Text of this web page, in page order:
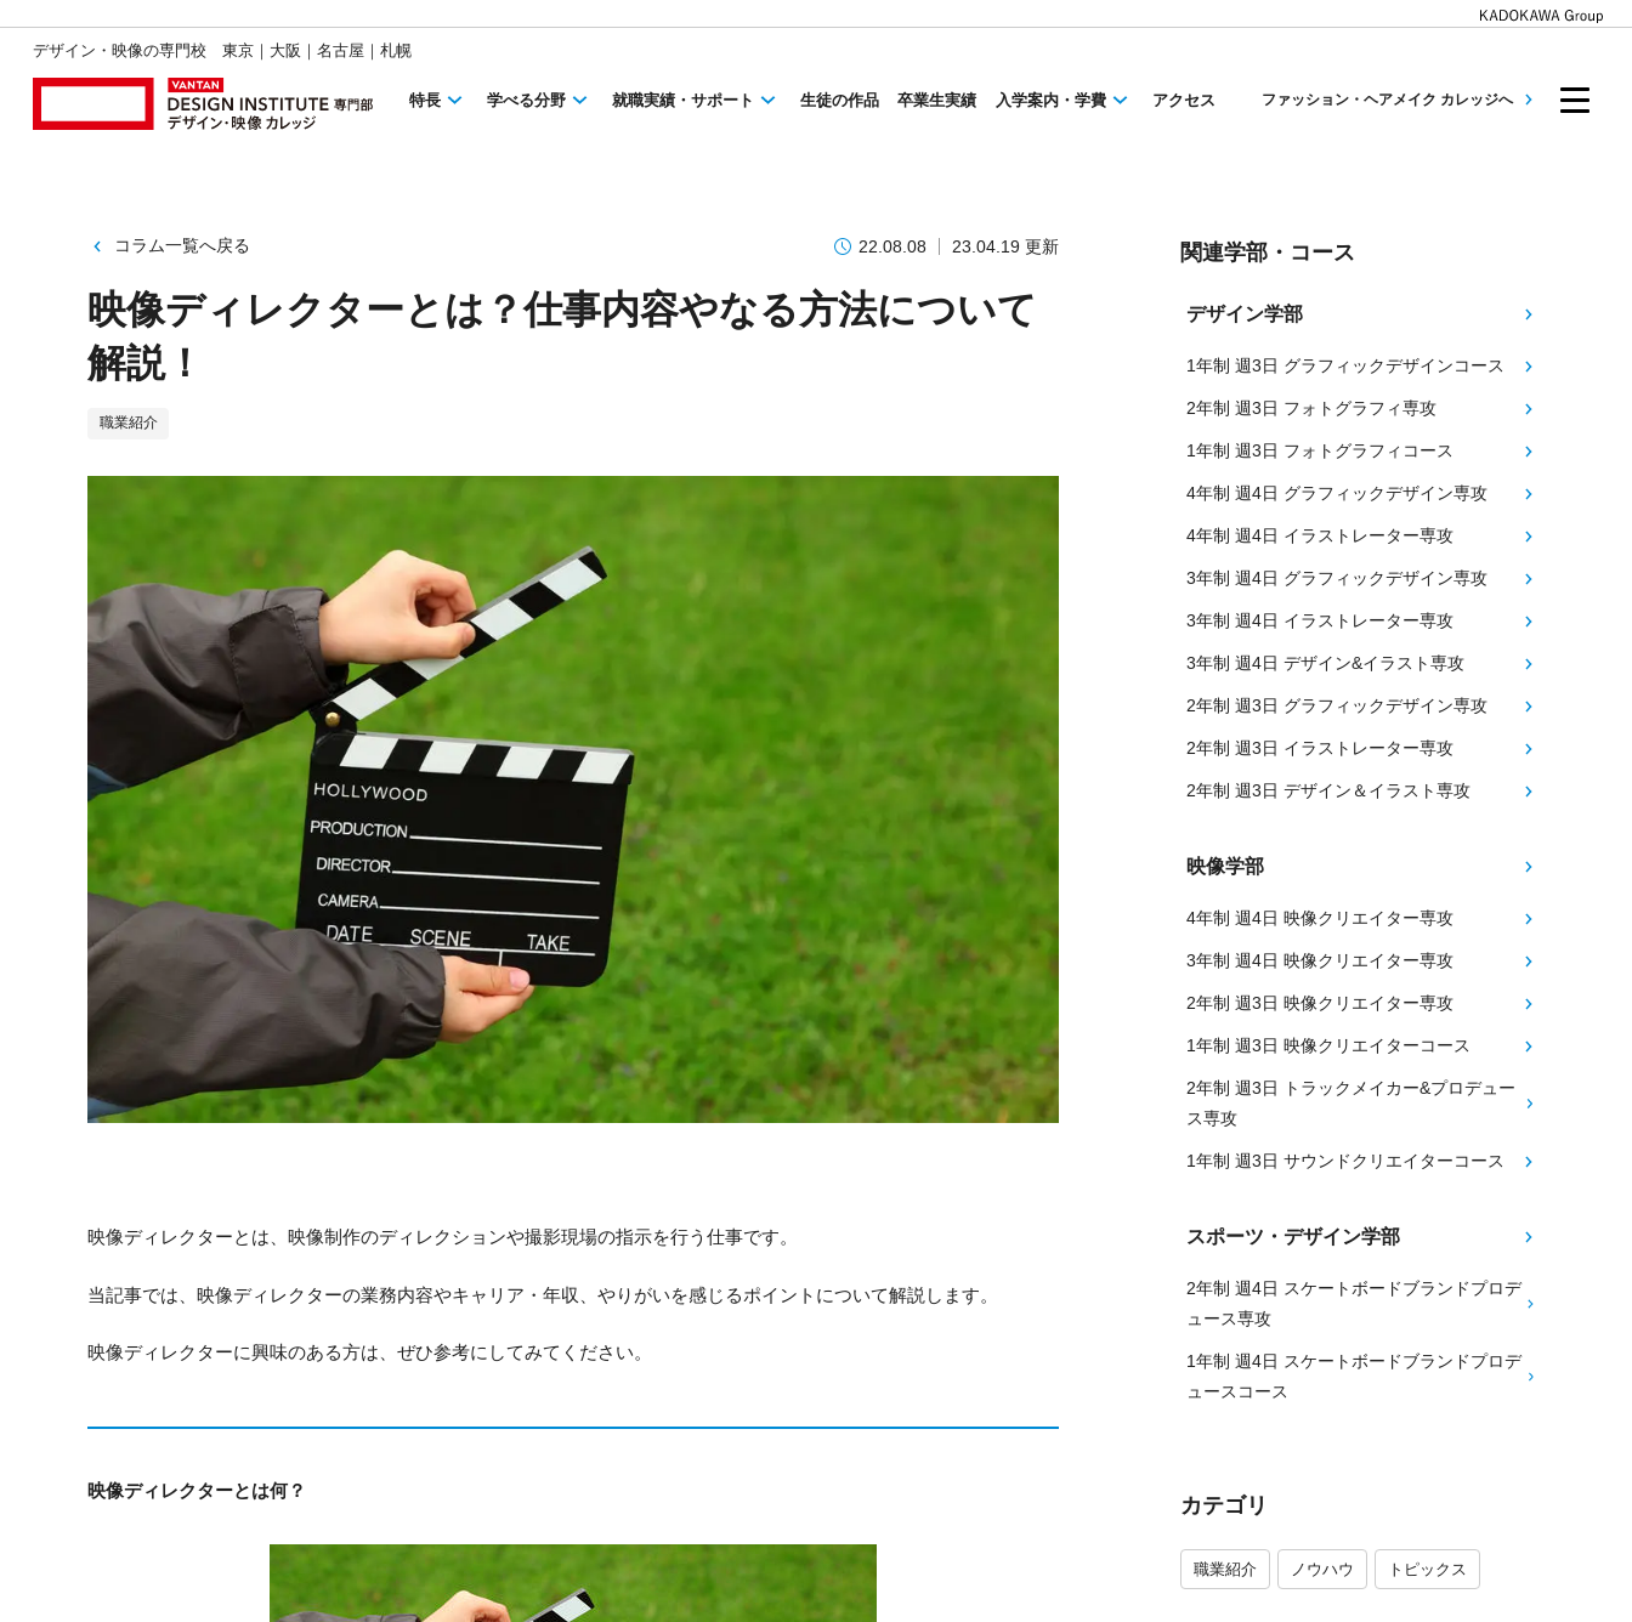
デザイン・映像の専門校 東京｜大阪｜名古屋｜札幌
特長 学べる分野 就職実績・サポート 生徒の作品 卒業生実績 入学案内・学費 アクセス ファッション・ヘアメイク カレッジへ
コラム一覧へ戻る 22.08.08 23.04.19 更新
映像ディレクターとは？仕事内容やなる方法について
解説！
職業紹介
映像ディレクターとは、映像制作のディレクションや撮影現場の指示を行う仕事です。
当記事では、映像ディレクターの業務内容やキャリア・年収、やりがいを感じるポイントについて解説します。
映像ディレクターに興味のある方は、ぜひ参考にしてみてください。
映像ディレクターとは何？
関連学部・コース
デザイン学部
1年制 週3日 グラフィックデザインコース
2年制 週3日 フォトグラフィ専攻
1年制 週3日 フォトグラフィコース
4年制 週4日 グラフィックデザイン専攻
4年制 週4日 イラストレーター専攻
3年制 週4日 グラフィックデザイン専攻
3年制 週4日 イラストレーター専攻
3年制 週4日 デザイン&イラスト専攻
2年制 週3日 グラフィックデザイン専攻
2年制 週3日 イラストレーター専攻
2年制 週3日 デザイン＆イラスト専攻
映像学部
4年制 週4日 映像クリエイター専攻
3年制 週4日 映像クリエイター専攻
2年制 週3日 映像クリエイター専攻
1年制 週3日 映像クリエイターコース
2年制 週3日 トラックメイカー&プロデュー
ス専攻
1年制 週3日 サウンドクリエイターコース
スポーツ・デザイン学部
2年制 週4日 スケートボードブランドプロデ
ュース専攻
1年制 週4日 スケートボードブランドプロデ
ュースコース
カテゴリ
職業紹介 ノウハウ トピックス